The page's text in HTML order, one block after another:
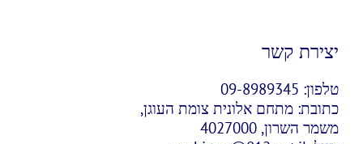
יצירת קשר
טלפון: 09-8989345
כתובת: מתחם אלונית צומת העוגן,
משמר השרון, 4027000